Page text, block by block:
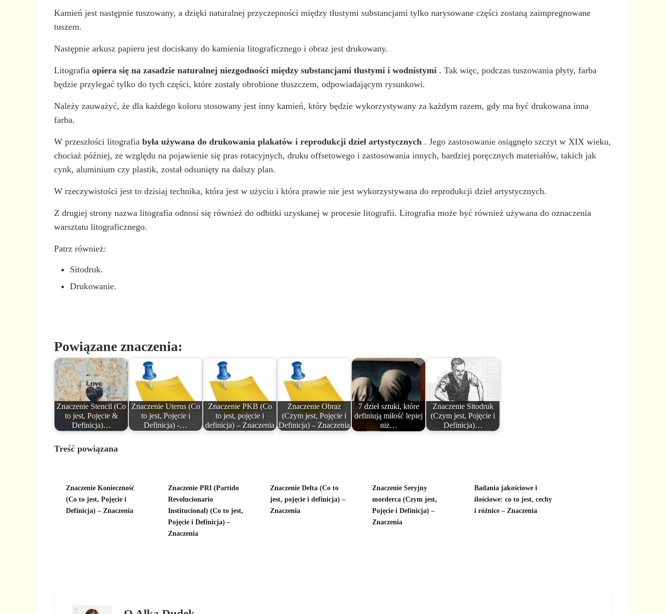
Kamień jest następnie tuszowany, a dzięki naturalnej przyczepności między tłustymi substancjami tylko narysowane części zostaną zaimpregnowane
tuszem.
Następnie arkusz papieru jest dociskany do kamienia litograficznego i obraz jest drukowany.
Litografiaopiera się na zasadzie naturalnej niezgodności między substancjami tłustymi i wodnistymi . Tak więc, podczas tuszowania płyty, farba
będzie przylegać tylko do tych części, które zostały obrobione tłuszczem, odpowiadającym rysunkowi.
Należy zauważyć, że dla każdego koloru stosowany jest inny kamień, który będzie wykorzystywany za każdym razem, gdy ma być drukowana inna
farba.
W przeszłości litografiabyła używana do drukowania plakatów i reprodukcji dzieł artystycznych . Jego zastosowanie osiągnęło szczyt w XIX wieku,
chociaż później, ze względu na pojawienie się pras rotacyjnych, druku offsetowego i zastosowania innych, bardziej poręcznych materiałów, takich jak
cynk, aluminium czy plastik, został odsunięty na dalszy plan.
W rzeczywistości jest to dzisiaj technika, która jest w użyciu i która prawie nie jest wykorzystywana do reprodukcji dzieł artystycznych.
Z drugiej strony nazwa litografia odnosi się również do odbitki uzyskanej w procesie litografii. Litografia może być również używana do oznaczenia
warsztatu litograficznego.
Patrz również:
Sitodruk.
Drukowanie.
Powiązane znaczenia:
Znaczenie Stencil (Co
to jest, Pojęcie &
Definicja)…
Znaczenie Uterus (Co
to jest, Pojęcie i
Definicja) -…
Znaczenie PKB (Co
to jest, pojęcie i
definicja) – Znaczenia
Znaczenie Obraz
(Czym jest, Pojęcie i
Definicja) – Znaczenia
7 dzieł sztuki, które
definiują miłość lepiej
niż…
Znaczenie Sitodruk
(Czym jest, Pojęcie i
Definicja)…
Treść powiązana
Znaczenie Konieczność
(Co to jest, Pojęcie i
Definicja) – Znaczenia
Znaczenie PRI (Partido
Revolucionario
Institucional) (Co to jest,
Pojęcie i Definicja) –
Znaczenia
Znaczenie Delta (Co to
jest, pojęcie i definicja) –
Znaczenia
Znaczenie Seryjny
morderca (Czym jest,
Pojęcie i Definicja) –
Znaczenia
Badania jakościowe i
ilościowe: co to jest, cechy
i różnice – Znaczenia